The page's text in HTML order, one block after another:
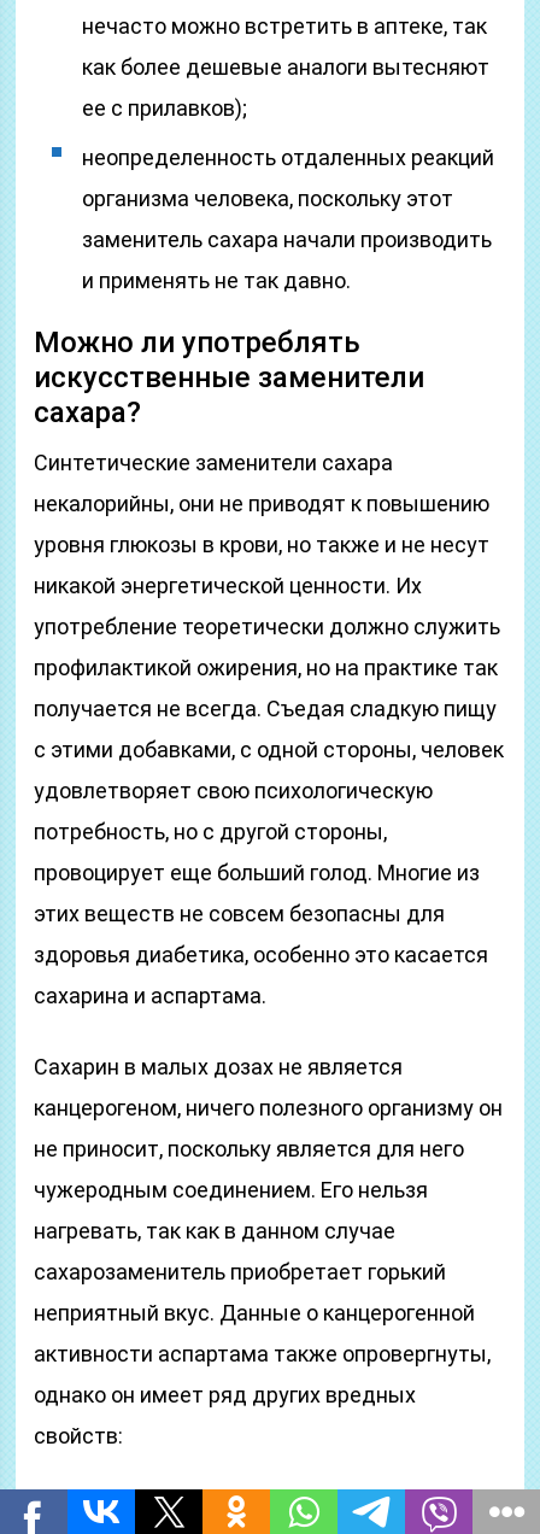
нечасто можно встретить в аптеке, так
как более дешевые аналоги вытесняют
ее с прилавков);
неопределенность отдаленных реакций
организма человека, поскольку этот
заменитель сахара начали производить
и применять не так давно.
Можно ли употреблять
искусственные заменители
сахара?
Синтетические заменители сахара
некалорийны, они не приводят к повышению
уровня глюкозы в крови, но также и не несут
никакой энергетической ценности. Их
употребление теоретически должно служить
профилактикой ожирения, но на практике так
получается не всегда. Съедая сладкую пищу
с этими добавками, с одной стороны, человек
удовлетворяет свою психологическую
потребность, но с другой стороны,
провоцирует еще больший голод. Многие из
этих веществ не совсем безопасны для
здоровья диабетика, особенно это касается
сахарина и аспартама.
Сахарин в малых дозах не является
канцерогеном, ничего полезного организму он
не приносит, поскольку является для него
чужеродным соединением. Его нельзя
нагревать, так как в данном случае
сахарозаменитель приобретает горький
неприятный вкус. Данные о канцерогенной
активности аспартама также опровергнуты,
однако он имеет ряд других вредных
свойств:
при нагревании аспартам может